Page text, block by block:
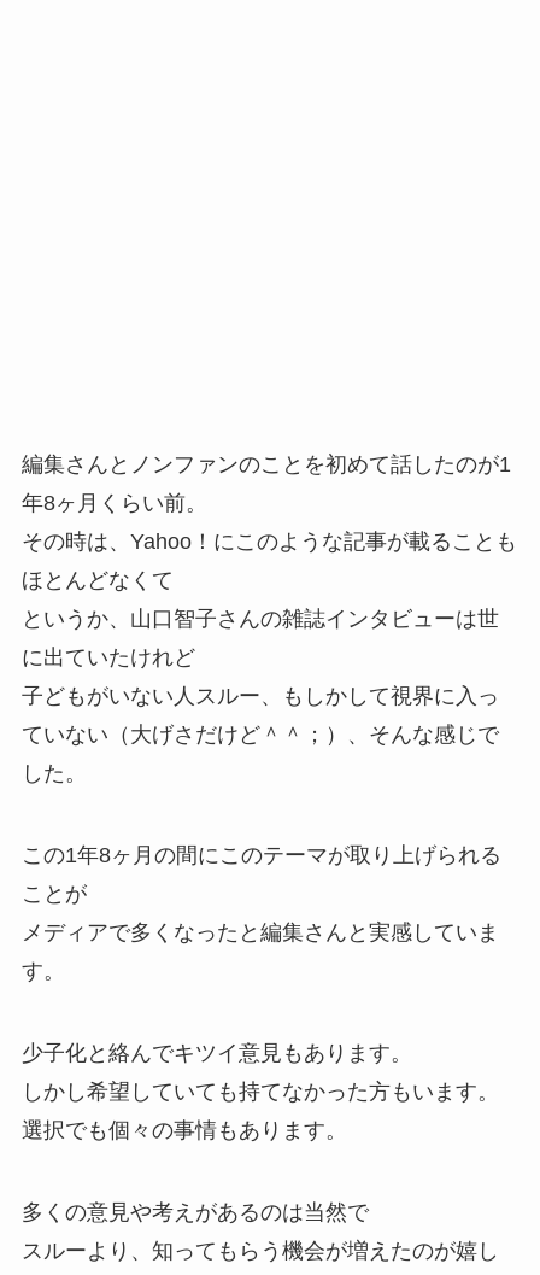
編集さんとノンファンのことを初めて話したのが1
年8ヶ月くらい前。
その時は、Yahoo！にこのような記事が載ることも
ほとんどなくて
というか、山口智子さんの雑誌インタビューは世
に出ていたけれど
子どもがいない人スルー、もしかして視界に入っ
ていない（大げさだけど＾＾；）、そんな感じで
した。
この1年8ヶ月の間にこのテーマが取り上げられる
ことが
メディアで多くなったと編集さんと実感していま
す。
少子化と絡んでキツイ意見もあります。
しかし希望していても持てなかった方もいます。
選択でも個々の事情もあります。
多くの意見や考えがあるのは当然で
スルーより、知ってもらう機会が増えたのが嬉し